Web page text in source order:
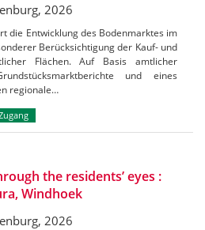
2026
die Entwicklung des Bodenmarktes im
Berücksichtigung der Kauf- und
Flächen. Auf Basis amtlicher
und eines
regionale…
the residents’ eyes :
Windhoek
2026